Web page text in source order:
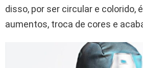
disso, por ser circular e colorido,
aumentos, troca de cores e